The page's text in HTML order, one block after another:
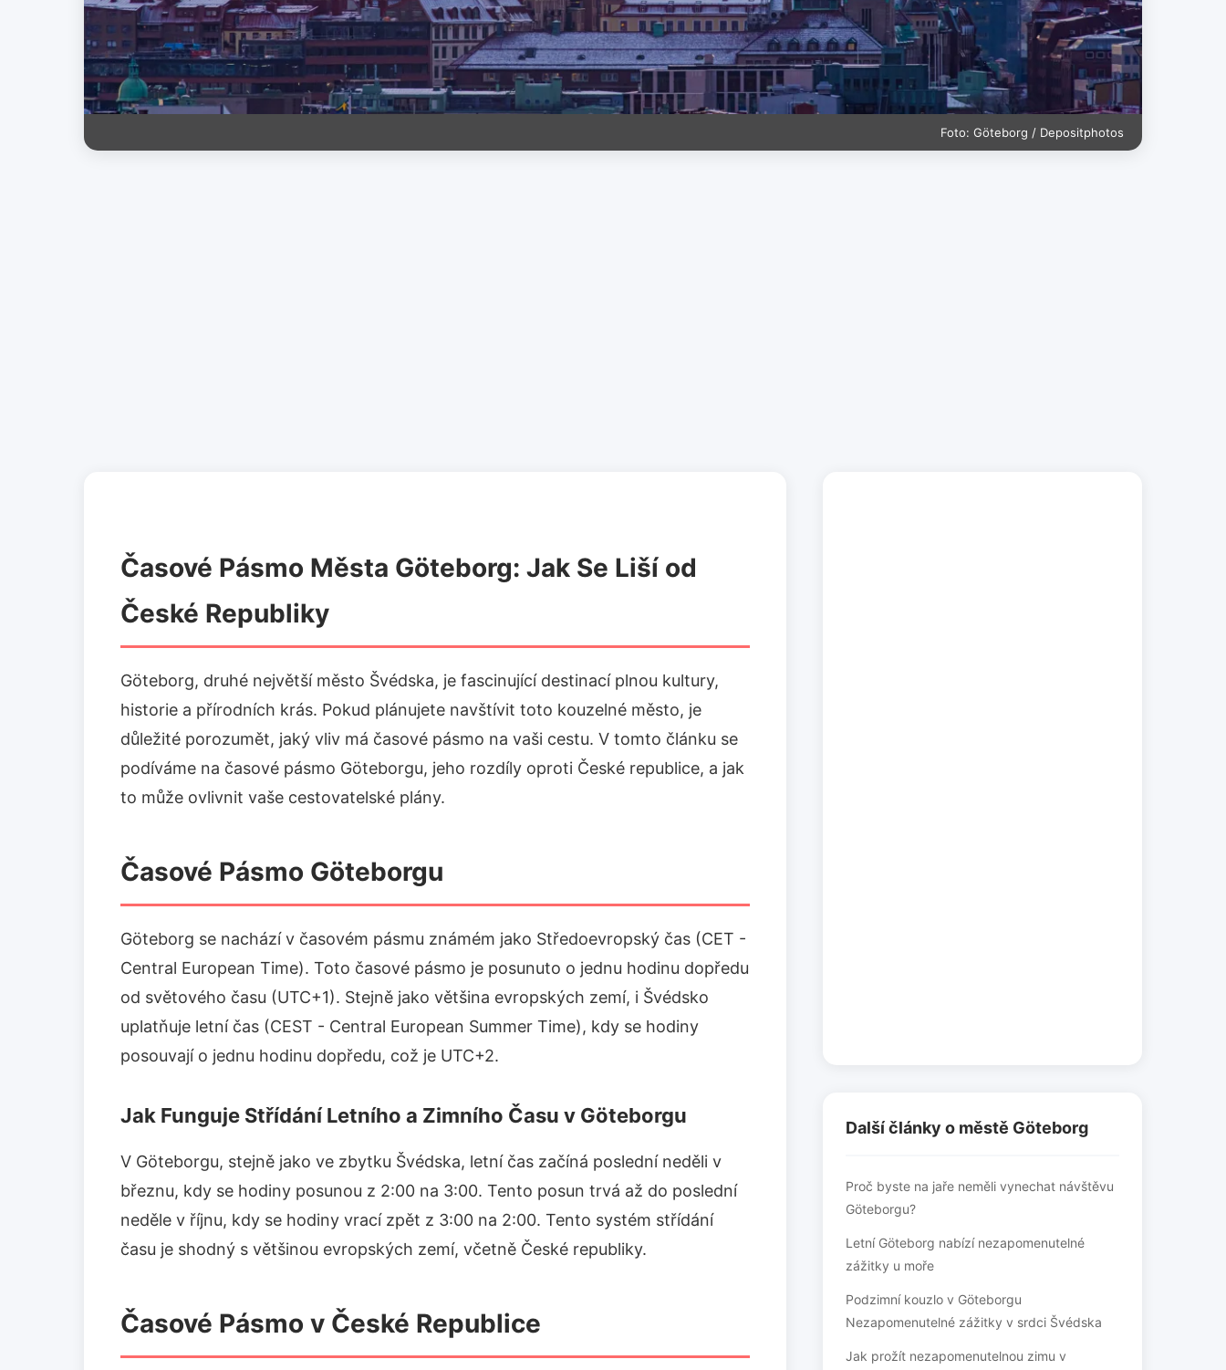
Foto: Göteborg / Depositphotos
Časové Pásmo Města Göteborg: Jak Se Liší od
České Republiky
Göteborg, druhé největší město Švédska, je fascinující destinací plnou kultury,
historie a přírodních krás. Pokud plánujete navštívit toto kouzelné město, je
důležité porozumět, jaký vliv má časové pásmo na vaši cestu. V tomto článku se
podíváme na časové pásmo Göteborgu, jeho rozdíly oproti České republice, a jak
to může ovlivnit vaše cestovatelské plány.
Časové Pásmo Göteborgu
Göteborg se nachází v časovém pásmu známém jako Středoevropský čas (CET -
Central European Time). Toto časové pásmo je posunuto o jednu hodinu dopředu
od světového času (UTC+1). Stejně jako většina evropských zemí, i Švédsko
uplatňuje letní čas (CEST - Central European Summer Time), kdy se hodiny
posouvají o jednu hodinu dopředu, což je UTC+2.
Jak Funguje Střídání Letního a Zimního Času v Göteborgu
V Göteborgu, stejně jako ve zbytku Švédska, letní čas začíná poslední neděli v
březnu, kdy se hodiny posunou z 2:00 na 3:00. Tento posun trvá až do poslední
neděle v říjnu, kdy se hodiny vrací zpět z 3:00 na 2:00. Tento systém střídání
času je shodný s většinou evropských zemí, včetně České republiky.
Časové Pásmo v České Republice
Další články o městě Göteborg
Proč byste na jaře neměli vynechat návštěvu
Göteborgu?
Letní Göteborg nabízí nezapomenutelné
zážitky u moře
Podzimní kouzlo v Göteborgu
Nezapomenutelné zážitky v srdci Švédska
Jak prožít nezapomenutelnou zimu v